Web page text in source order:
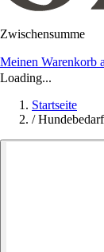
Zwischensumme
Meinen Warenkorb
Loading...
Startseite
/